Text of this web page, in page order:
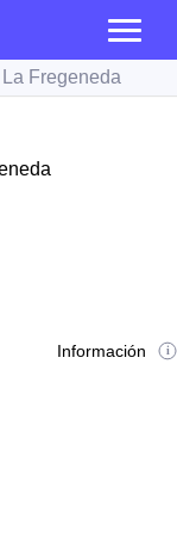
La Fregeneda
Información